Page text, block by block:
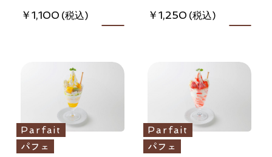
1,100 1,250
Parfait
パフェ
Parfait
パフェ